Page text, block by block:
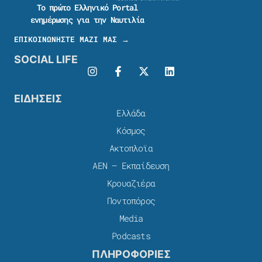
Το πρώτο Ελληνικό Portal
ενημέρωσης για την Ναυτιλία
ΕΠΙΚΟΙΝΩΝΗΣΤΕ ΜΑΖΙ ΜΑΣ →
SOCIAL LIFE
ΕΙΔΗΣΕΙΣ
Ελλάδα
Κόσμος
Ακτοπλοϊα
ΑΕΝ – Εκπαίδευση
Κρουαζιέρα
Ποντοπόρος
Media
Podcasts
ΠΛΗΡΟΦΟΡΙΕΣ